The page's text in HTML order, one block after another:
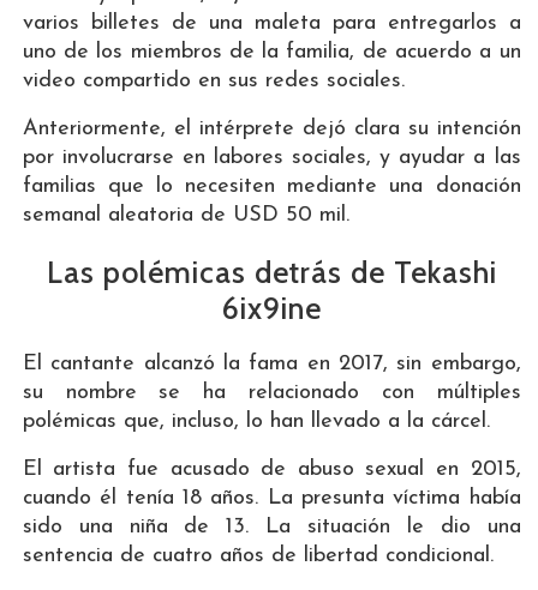
varios billetes de una maleta para entregarlos a
uno de los miembros de la familia, de acuerdo a un
video compartido en sus redes sociales.
Anteriormente, el intérprete dejó clara su intención
por involucrarse en labores sociales, y ayudar a las
familias que lo necesiten mediante una donación
semanal aleatoria de USD 50 mil.
Las polémicas detrás de Tekashi
6ix9ine
El cantante alcanzó la fama en 2017, sin embargo,
su nombre se ha relacionado con múltiples
polémicas que, incluso, lo han llevado a la cárcel.
El artista fue acusado de abuso sexual en 2015,
cuando él tenía 18 años. La presunta víctima había
sido una niña de 13. La situación le dio una
sentencia de cuatro años de libertad condicional.